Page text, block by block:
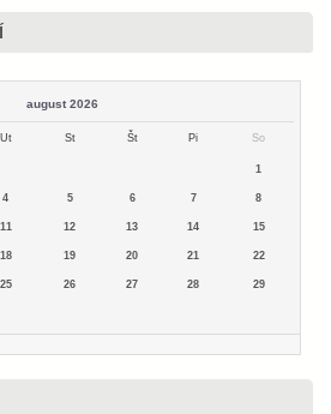
august 2026
Ut St Št Pi So
1
4 5 6 7 8
11 12 13 14 15
18 19 20 21 22
25 26 27 28 29